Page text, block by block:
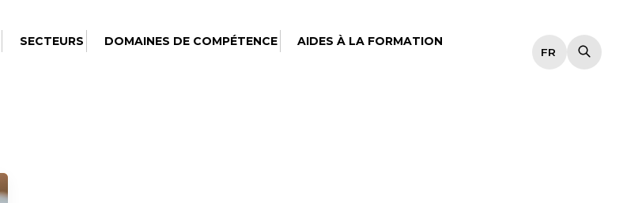
SECTEURS DOMAINES DE COMPÉTENCE
AIDES À LA FORMATION